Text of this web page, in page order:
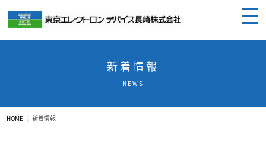
新着情報
NEWS
HOME 新着情報